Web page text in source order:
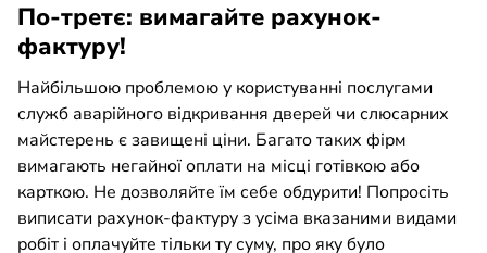
По-третє: вимагайте рахунок-
фактуру!
Найбільшою проблемою у користуванні послугами
служб аварійного відкривання дверей чи слюсарних
майстерень є завищені ціни. Багато таких фірм
вимагають негайної оплати на місці готівкою або
карткою. Не дозволяйте їм себе обдурити! Попросіть
виписати рахунок-фактуру з усіма вказаними видами
робіт і оплачуйте тільки ту суму, про яку було